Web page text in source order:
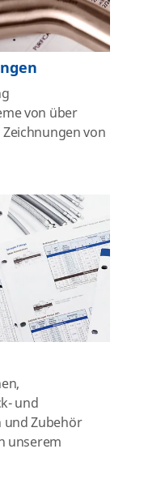
von über
von
und
und Zubehör
unserem